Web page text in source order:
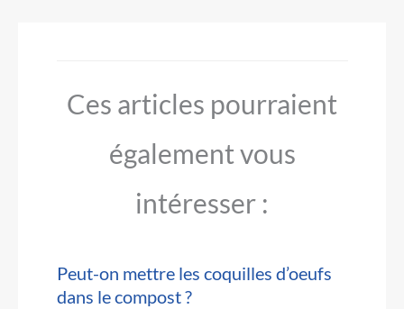
Ces articles pourraient
également vous
intéresser :
Peut-on mettre les coquilles d’oeufs
dans le compost ?